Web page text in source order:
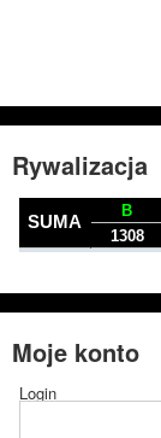
Rywalizacja
Moje konto
Login